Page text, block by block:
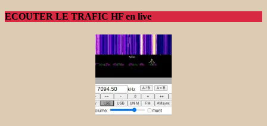
ECOUTER LE TRAFIC HF en live